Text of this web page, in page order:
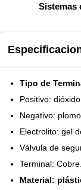
Sistemas
Tipo de
Positivo:
Negativo: plomo.
Electrolito: gel
Válvula de
Terminal: Cobre.
Material: